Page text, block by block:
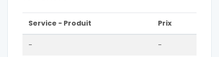
Service - Produit Prix
- -